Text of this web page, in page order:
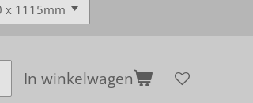
In winkelwagen